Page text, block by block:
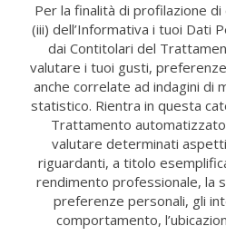
Per la finalità di profilazione di
(iii) dell’Informativa i tuoi Dati
dai Contitolari del
valutare i tuoi gusti,
anche correlate ad indagini di
statistico. Rientra in questa
Trattamento
valutare determinati
riguardanti, a titolo
rendimento professionale, la
preferenze personali, gli
comportamento,